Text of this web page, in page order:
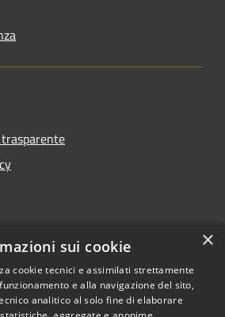
×
sui cookie
cookie tecnici e assimilati strettamente
e alla navigazione del sito,
analitico al solo fine di elaborare